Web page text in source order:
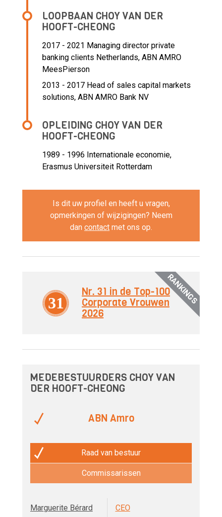
LOOPBAAN CHOY VAN DER
HOOFT-CHEONG
2017 - 2021 Managing director private
banking clients Netherlands, ABN AMRO
MeesPierson
2013 - 2017 Head of sales capital markets
solutions, ABN AMRO Bank NV
OPLEIDING CHOY VAN DER
HOOFT-CHEONG
1989 - 1996 Internationale economie,
Erasmus Universiteit Rotterdam
Is dit uw profiel en heeft u vragen,
opmerkingen of wijzigingen? Neem
dan contact met ons op.
RANKINGS
31
Nr. 31 in de Top-100
Corporate Vrouwen
2026
MEDEBESTUURDERS CHOY VAN
DER HOOFT-CHEONG
ABN Amro
Raad van bestuur
Commissarissen
Marguerite Bérard CEO